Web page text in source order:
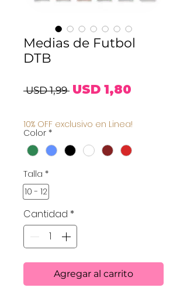
Medias de Futbol
DTB
USD 1,99 Precio
USD 1,80
de
10% OFF exclusivo en Linea!
Color *
Talla *
10 - 12
Cantidad *
Agregar al carrito